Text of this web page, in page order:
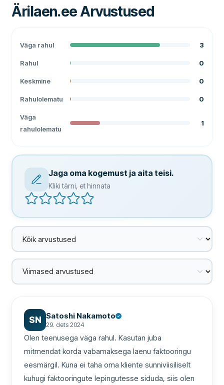
Ärilaen.eeArvustused
Väga rahul 3
Rahul 0
Keskmine 0
Rahulolematu 0
Väga
rahulolematu
1
Jaga oma kogemust ja aita teisi.
Kliki tärni, et hinnata
SN Satoshi Nakamoto
29. dets 2024
Olen teenusega väga rahul. Kasutan juba
mitmendat korda vabamaksega laenu faktooringu
eesmärgil. Kuna ei taha oma kliente sunniviisiliselt
kuhugi faktooringute lepingutesse siduda, siis olen